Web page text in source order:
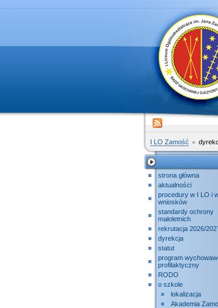
I LO Zamość
strona główna
aktualności
procedury w I LO i
wniosków
standardy ochrony
małoletnich
rekrutacja 2026/
dyrekcja
statut
program
profilaktyczny
RODO
o szkole
lokalizacja
Akademia